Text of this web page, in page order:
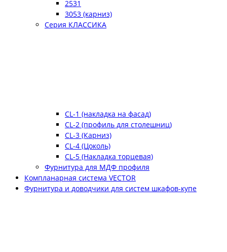
2531
3053 (карниз)
Серия КЛАССИКА
CL-1 (накладка на фасад)
CL-2 (профиль для столешниц)
CL-3 (Карниз)
CL-4 (Цоколь)
CL-5 (Накладка торцевая)
Фурнитура для МДФ профиля
Компланарная система VECTOR
Фурнитура и доводчики для систем шкафов-купе